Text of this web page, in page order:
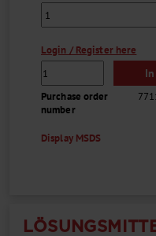
Login / Register here
Purchase order
number
Display MSDS